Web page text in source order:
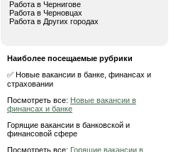
Работа в Чернигове
Работа в Черновцах
Работа в Других городах
Наиболее посещаемые рубрики
✅ Новые вакансии в банке, финансах и
страховании
Посмотреть все: Новые вакансии в
финансах и банке
Горящие вакансии в банковской и
финансовой сфере
Посмотреть все: Горящие вакансии в